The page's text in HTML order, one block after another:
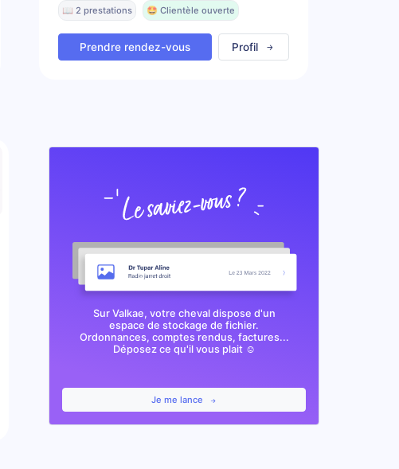
📖 2 prestations 🤩 Clientèle ouverte
Prendre rendez-vous Profil
Sur Valkae, votre cheval dispose d'un
espace de stockage de fichier.
Ordonnances, comptes rendus, factures...
Déposez ce qu'il vous plait ☺️
Je me lance